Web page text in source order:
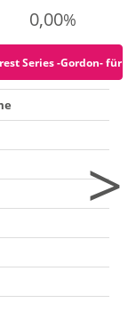
0,00%
Series -Gordon- für 0
>